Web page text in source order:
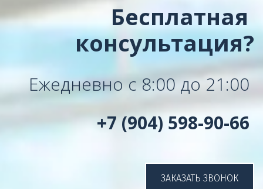
Бесплатная
консультация?
Ежедневно с 8:00 до 21:00
+7 (904) 598-90-66
ЗАКАЗАТЬ ЗВОНОК